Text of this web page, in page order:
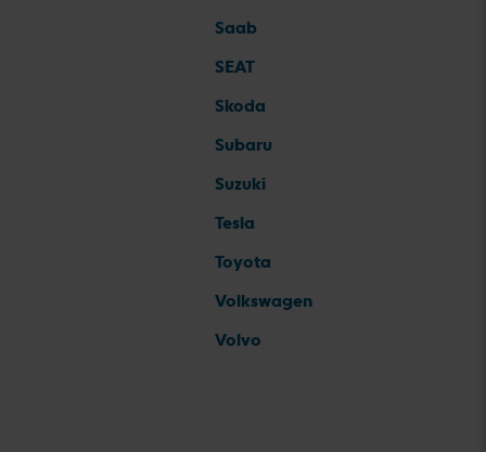
Saab
SEAT
Skoda
Subaru
Suzuki
Tesla
Toyota
Volkswagen
Volvo